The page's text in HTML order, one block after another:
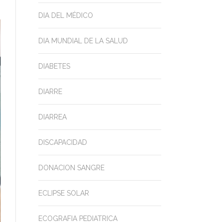
DIA DEL MÉDICO
DIA MUNDIAL DE LA SALUD
DIABETES
DIARRE
DIARREA
DISCAPACIDAD
DONACION SANGRE
ECLIPSE SOLAR
ECOGRAFIA PEDIATRICA